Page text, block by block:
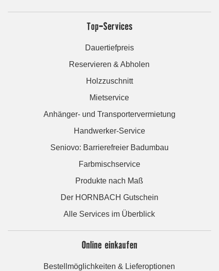
Top-Services
Dauertiefpreis
Reservieren & Abholen
Holzzuschnitt
Mietservice
Anhänger- und Transportervermietung
Handwerker-Service
Seniovo: Barrierefreier Badumbau
Farbmischservice
Produkte nach Maß
Der HORNBACH Gutschein
Alle Services im Überblick
Online einkaufen
Bestellmöglichkeiten & Lieferoptionen